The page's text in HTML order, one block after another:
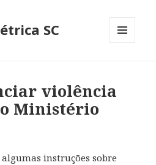
SC
violência
Ministério
instruções sobre